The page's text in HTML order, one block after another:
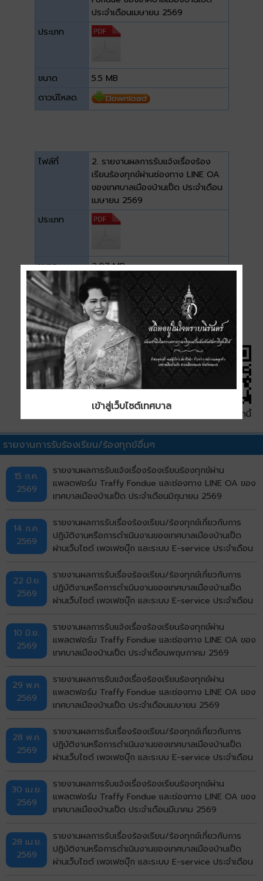
ประจำเดือนเมษายน 2569
ประเภท
ขนาด
5.5 MB
ดาวน์โหลด
ไฟล์ที่
2. รายงานผลการรับแจ้งเรื่องร้อง
เรียนร้องทุกข์ผ่านช่องทาง LINE OA
ของเทศบาลเมืองบ้านเป็ด ประจำเดือน
เมษายน 2569
ประเภท
ขนาด
2.07 MB
ดาวน์โหลด
QR Code หน้านี้
รายงานการรับร้องเรียน/ร้องทุกข์อื่นๆ
15 ก.ค.
2569
รายงานผลการรับแจ้งเรื่องร้องเรียนร้องทุกข์ผ่าน
แพลตฟอร์ม Traffy Fondue และช่องทาง LINE OA ของ
เทศบาลเมืองบ้านเป็ด ประจำเดือนมิถุนายน 2569
14 ก.ค.
2569
รายงานผลการรับเรื่องร้องเรียน/ร้องทุกข์เกี่ยวกับการ
ปฏิบัติงานหรือการดำเนินงานของเทศบาลเมืองบ้านเป็ด
ผ่านเว็บไซต์ เพจเฟซบุ๊ก และระบบ E-service ประจำเดือน
22 มิ.ย.
2569
รายงานผลการรับเรื่องร้องเรียน/ร้องทุกข์เกี่ยวกับการ
ปฏิบัติงานหรือการดำเนินงานของเทศบาลเมืองบ้านเป็ด
ผ่านเว็บไซต์ เพจเฟซบุ๊ก และระบบ E-service ประจำเดือน
10 มิ.ย.
2569
รายงานผลการรับแจ้งเรื่องร้องเรียนร้องทุกข์ผ่าน
แพลตฟอร์ม Traffy Fondue และช่องทาง LINE OA ของ
เทศบาลเมืองบ้านเป็ด ประจำเดือนพฤษภาคม 2569
29 พ.ค.
2569
รายงานผลการรับแจ้งเรื่องร้องเรียนร้องทุกข์ผ่าน
แพลตฟอร์ม Traffy Fondue และช่องทาง LINE OA ของ
เทศบาลเมืองบ้านเป็ด ประจำเดือนเมษายน 2569
28 พ.ค.
2569
รายงานผลการรับเรื่องร้องเรียน/ร้องทุกข์เกี่ยวกับการ
ปฏิบัติงานหรือการดำเนินงานของเทศบาลเมืองบ้านเป็ด
ผ่านเว็บไซต์ เพจเฟซบุ๊ก และระบบ E-service ประจำเดือน
30 เม.ย.
2569
รายงานผลการรับแจ้งเรื่องร้องเรียนร้องทุกข์ผ่าน
แพลตฟอร์ม Traffy Fondue และช่องทาง LINE OA ของ
เทศบาลเมืองบ้านเป็ด ประจำเดือนมีนาคม 2569
28 เม.ย.
2569
รายงานผลการรับเรื่องร้องเรียน/ร้องทุกข์เกี่ยวกับการ
ปฏิบัติงานหรือการดำเนินงานของเทศบาลเมืองบ้านเป็ด
ผ่านเว็บไซต์ เพจเฟซบุ๊ก และระบบ E-service ประจำเดือน
เข้าสู่เว็บไซต์เทศบาล